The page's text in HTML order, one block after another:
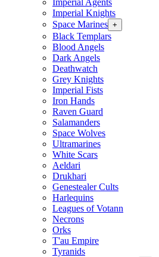
Imperial Agents
Imperial Knights
Space Marines +
Black Templars
Blood Angels
Dark Angels
Deathwatch
Grey Knights
Imperial Fists
Iron Hands
Raven Guard
Salamanders
Space Wolves
Ultramarines
White Scars
Aeldari
Drukhari
Genestealer Cults
Harlequins
Leagues of Votann
Necrons
Orks
T'au Empire
Tyranids